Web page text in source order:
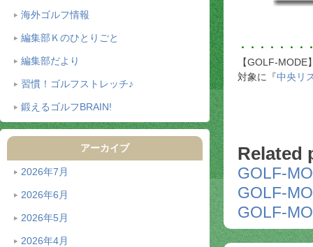
海外ゴルフ情報
編集部Ｋのひとりごと
編集部だより
習慣！ゴルフストレッチ♪
鍛えるゴルフBRAIN!
アーカイブ
2026年7月
2026年6月
2026年5月
2026年4月
・・・・・・・
【GOLF-
対象に『中央リ
Related
GOLF-
GOLF-
GOLF-